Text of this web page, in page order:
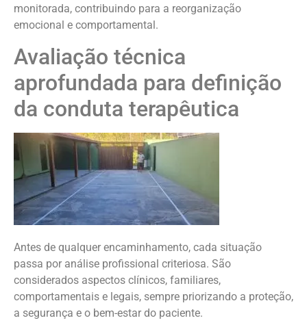
monitorada, contribuindo para a reorganização
emocional e comportamental.
Avaliação técnica
aprofundada para definição
da conduta terapêutica
Antes de qualquer encaminhamento, cada situação
passa por análise profissional criteriosa. São
considerados aspectos clínicos, familiares,
comportamentais e legais, sempre priorizando a proteção,
a segurança e o bem-estar do paciente.